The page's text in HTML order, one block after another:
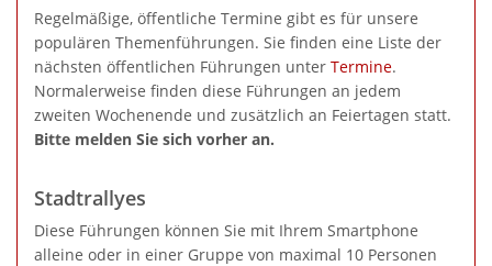
Regelmäßige, öffentliche Termine gibt es für unsere
populären Themenführungen. Sie finden eine Liste der
nächsten öffentlichen Führungen unter Termine.
Normalerweise finden diese Führungen an jedem
zweiten Wochenende und zusätzlich an Feiertagen statt.
Bitte melden Sie sich vorher an.
Stadtrallyes
Diese Führungen können Sie mit Ihrem Smartphone
alleine oder in einer Gruppe von maximal 10 Personen